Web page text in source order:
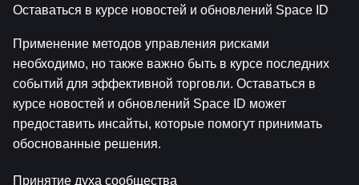
Оставаться в курсе новостей и обновлений Space ID
Применение методов управления рисками
необходимо, но также важно быть в курсе последних
событий для эффективной торговли. Оставаться в
курсе новостей и обновлений Space ID может
предоставить инсайты, которые помогут принимать
обоснованные решения.
Принятие духа сообщества